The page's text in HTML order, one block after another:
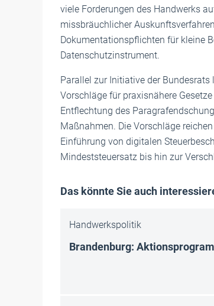
viele Forderungen des Handwerks
missbräuchlicher
Dokumentationspflichten für kleine
Datenschutzinstrument.
Parallel zur Initiative der
Vorschläge für praxisnähere
Entflechtung des
Maßnahmen. Die Vorschläge
Einführung von digitalen
Mindeststeuersatz bis hin zur
Das könnte Sie auch
Handwerkspolitik
Brandenburg: